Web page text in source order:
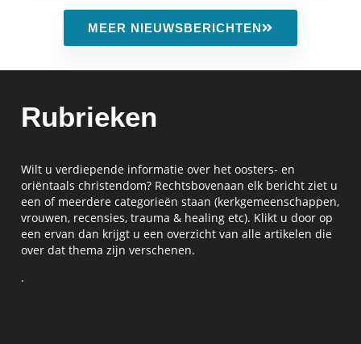
MEER NIEUWSBERICHTEN
Rubrieken
Wilt u verdiepende informatie over het oosters- en
oriëntaals christendom? Rechtsbovenaan elk bericht ziet u
een of meerdere categorieën staan (kerkgemeenschappen,
vrouwen, recensies, trauma & healing etc). Klikt u door op
een ervan dan krijgt u een overzicht van alle artikelen die
over dat thema zijn verschenen.
.